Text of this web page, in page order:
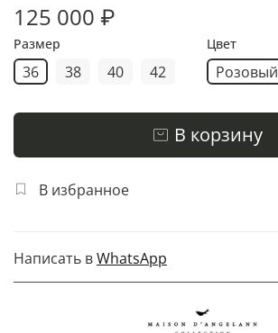
125 000 ₽
Размер
36 38 40 42
Цвет
Розовый
В корзину
В избранное
Написать вWhatsApp